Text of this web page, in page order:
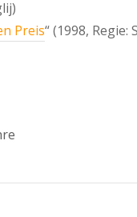
Preis“ (1998, Regie: